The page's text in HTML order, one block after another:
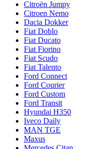
Citroën Jumpy
Citroen Nemo
Dacia Dokker
Fiat Doblo
Fiat Ducato
Fiat Fiorino
Fiat Scudo
Fiat Talento
Ford Connect
Ford Courier
Ford Custom
Ford Transit
Hyundai H350
Iveco Daily
MAN TGE
Maxus